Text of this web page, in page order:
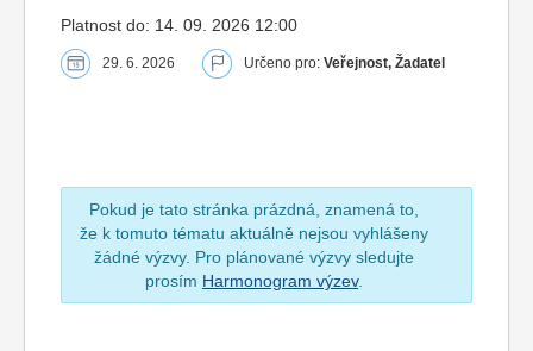
Platnost do: 14. 09. 2026 12:00
29. 6. 2026 Určeno pro: Veřejnost, Žadatel
Pokud je tato stránka prázdná, znamená to,
že k tomuto tématu aktuálně nejsou vyhlášeny
žádné výzvy. Pro plánované výzvy sledujte
prosím Harmonogram výzev.